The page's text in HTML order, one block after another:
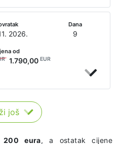
2026.
Dana
9
od
1.790,00 EUR
još
200 eura, a ostatak cijene